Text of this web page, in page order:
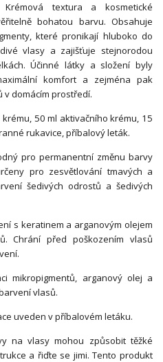
Krémová textura a kosmetické
bohatou barvu. Obsahuje
které pronikají hluboko do
vlasy a zajišťuje stejnorodou
Účinné látky a složení byly
komfort a zejména pak
domácím prostředí.
50 ml aktivačního krému, 15
rukavice, příbalový leták.
pro permanentní změnu barvy
pro zesvětlování tmavých a
šedivých odrostů a šedivých
s keratinem a arganovým olejem
Chrání před poškozením vlasů
mikropigmentů, arganový olej a
vlasů.
uveden v příbalovém letáku.
na vlasy mohou způsobit těžké
a řiďte se jimi. Tento produkt